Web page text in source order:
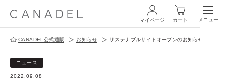
ログイン・新規会員登録
マイページ カート メニュー
CANADEL公式通販 お知らせ サステナブルサイトオープンのお知らせ（22.09
ニュース
2022.09.08